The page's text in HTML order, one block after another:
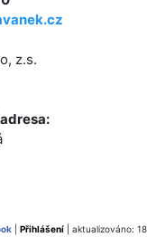
z.s.
| Přihlášení| aktualizováno: